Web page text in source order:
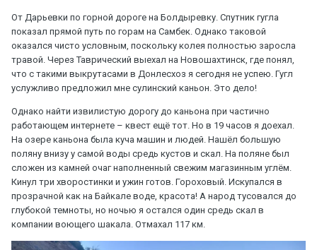
От Дарьевки по горной дороге на Болдыревку. Спутник гугла
показал прямой путь по горам на Самбек. Однако таковой
оказался чисто условным, поскольку колея полностью заросла
травой. Через Таврический выехал на Новошахтинск, где понял,
что с такими выкрутасами в Донлесхоз я сегодня не успею. Гугл
услужливо предложил мне сулинский каньон. Это дело!
Однако найти извилистую дорогу до каньона при частично
работающем интернете – квест ещё тот. Но в 19 часов я доехал.
На озере каньона была куча машин и людей. Нашёл большую
поляну внизу у самой воды средь кустов и скал. На поляне был
сложен из камней очаг наполненный свежим магазинным углём.
Кинул три хворостинки и ужин готов. Гороховый. Искупался в
прозрачной как на Байкале воде, красота! А народ тусовался до
глубокой темноты, но ночью я остался один средь скал в
компании воющего шакала. Отмахал 117 км.